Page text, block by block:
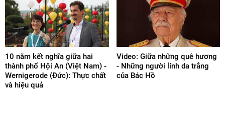
10 năm kết nghĩa giữa hai
thành phố Hội An (Việt Nam) -
Wernigerode (Đức): Thực chất
và hiệu quả
Video: Giữa những quê hương
- Những người lính da trắng
của Bác Hồ